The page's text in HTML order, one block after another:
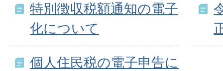
特別徴収税額通知の電子
化について
個人住民税の電子申告に